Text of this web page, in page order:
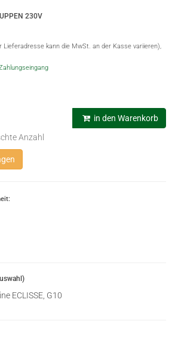
230V
Lieferadresse kann die MwSt. an der Kasse variieren),
in den Warenkorb
Anzahl
ECLISSE, G10